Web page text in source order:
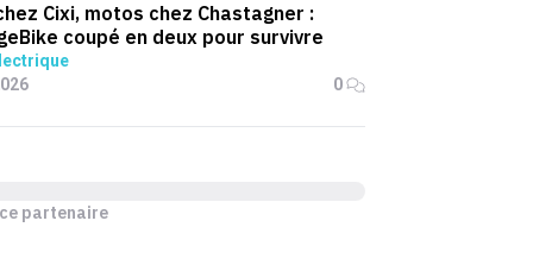
Cixi, motos chez Chastagner :
coupé en deux pour survivre
0
partenaire